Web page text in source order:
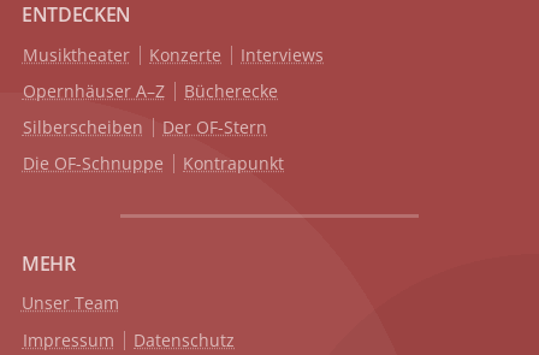
ENTDECKEN
Musiktheater Konzerte
Interviews
Opernhäuser A–Z
Bücherecke
Silberscheiben
Der OF-Stern
Die OF-Schnuppe
Kontrapunkt
MEHR
Unser Team
Impressum
Datenschutz